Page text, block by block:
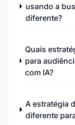
usando a
diferente?
Quais
para
com IA?
A estratégia
diferente